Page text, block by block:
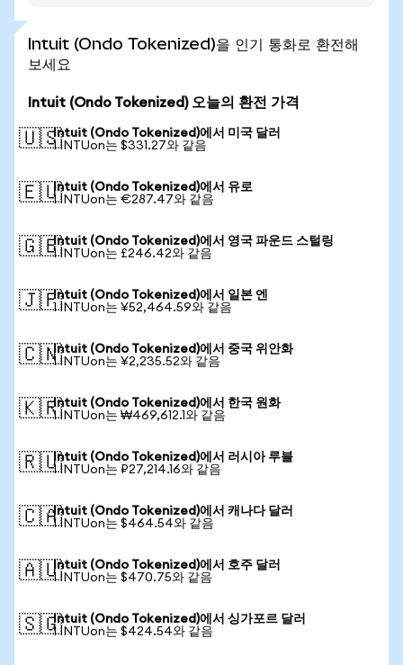
Intuit (Ondo Tokenized)을 인기 통화로 환전해
보세요
Intuit (Ondo Tokenized) 오늘의 환전 가격
🇺🇸Intuit (Ondo Tokenized)에서 미국 달러
1 INTUon는 $331.27와 같음
🇪🇺Intuit (Ondo Tokenized)에서 유로
1 INTUon는 €287.47와 같음
🇬🇧Intuit (Ondo Tokenized)에서 영국 파운드 스털링
1 INTUon는 £246.42와 같음
🇯🇵Intuit (Ondo Tokenized)에서 일본 엔
1 INTUon는 ¥52,464.59와 같음
🇨🇳Intuit (Ondo Tokenized)에서 중국 위안화
1 INTUon는 ¥2,235.52와 같음
🇰🇷Intuit (Ondo Tokenized)에서 한국 원화
1 INTUon는 ₩469,612.1와 같음
🇷🇺Intuit (Ondo Tokenized)에서 러시아 루블
1 INTUon는 ₽27,214.16와 같음
🇨🇦Intuit (Ondo Tokenized)에서 캐나다 달러
1 INTUon는 $464.54와 같음
🇦🇺Intuit (Ondo Tokenized)에서 호주 달러
1 INTUon는 $470.75와 같음
🇸🇬Intuit (Ondo Tokenized)에서 싱가포르 달러
1 INTUon는 $424.54와 같음